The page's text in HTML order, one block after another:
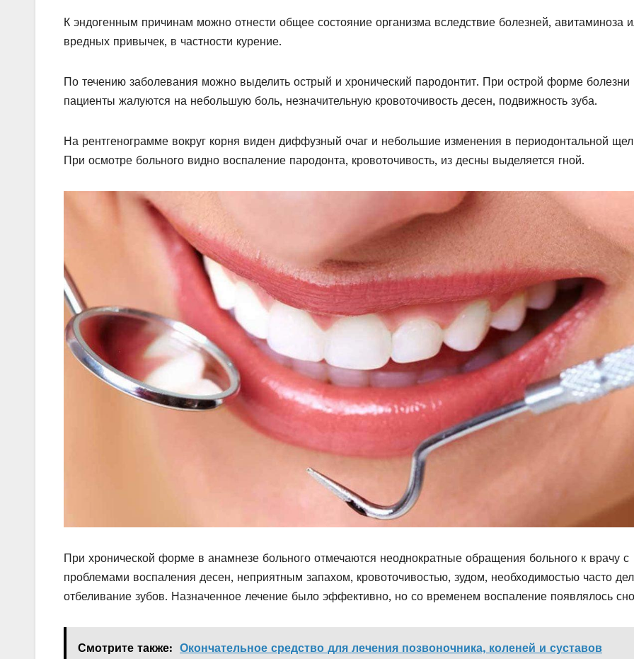
К эндогенным причинам можно отнести общее состояние организма вследствие болезней, авитаминоза
вредных привычек, в частности курение.
По течению заболевания можно выделить острый и хронический пародонтит. При острой форме болезни
пациенты жалуются на небольшую боль, незначительную кровоточивость десен, подвижность зуба.
На рентгенограмме вокруг корня виден диффузный очаг и небольшие изменения в периодонтальной
При осмотре больного видно воспаление пародонта, кровоточивость, из десны выделяется гной.
При хронической форме в анамнезе больного отмечаются неоднократные обращения больного к врачу с
проблемами воспаления десен, неприятным запахом, кровоточивостью, зудом, необходимостью часто
отбеливание зубов. Назначенное лечение было эффективно, но со временем воспаление появлялось
Смотрите также: Окончательное средство для лечения позвоночника, коленей и суставов